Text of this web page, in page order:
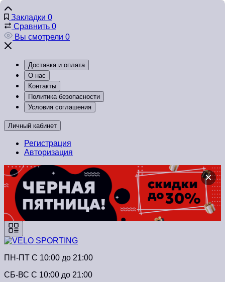
Закладки 0
Сравнить 0
Вы смотрели 0
Доставка и оплата
О нас
Контакты
Политика безопасности
Условия соглашения
Личный кабинет
Регистрация
Авторизация
×
ПН-ПТ C 10:00 до 21:00
СБ-ВС С 10:00 до 21:00